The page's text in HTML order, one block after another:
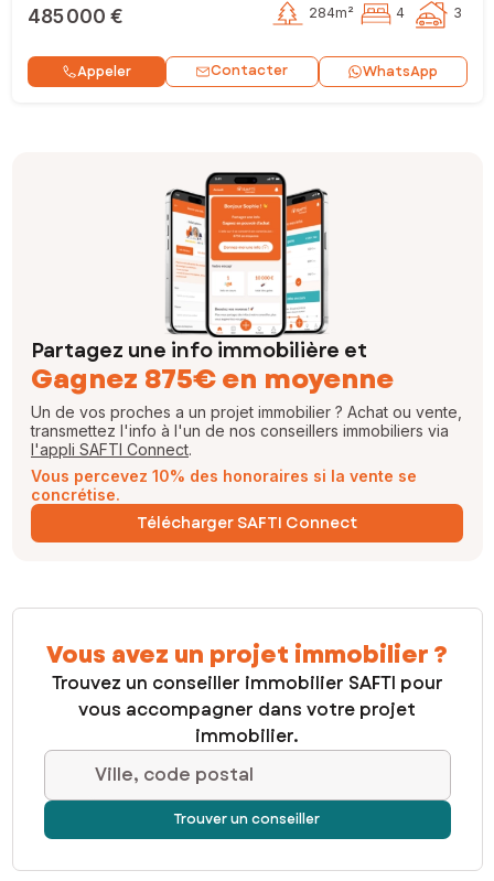
485 000 € 284m² 4 3
Appeler Contacter WhatsApp
Partagez une info immobilière et
Gagnez 875€ en moyenne
Un de vos proches a un projet immobilier ? Achat ou vente,
transmettez l'info à l'un de nos conseillers immobiliers via
l'appli SAFTI Connect.
Vous percevez 10% des honoraires si la vente se
concrétise.
Télécharger SAFTI Connect
Vous avez un projet immobilier ?
Trouvez un conseiller immobilier SAFTI pour
vous accompagner dans votre projet
immobilier.
Ville, code postal
Trouver un conseiller